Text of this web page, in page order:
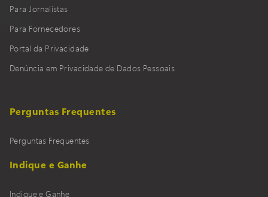
Para Fornecedores
Portal da Privacidade
Denúncia em Privacidade de Dados Pessoais
Perguntas Frequentes
Indique e Ganhe
Indique e Ganhe